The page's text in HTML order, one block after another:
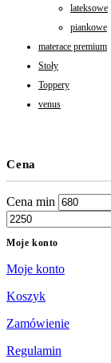
lateksowe
piankowe
materace premium
Stoły
Toppery
venus
Cena
Cena min
Moje konto
Moje konto
Koszyk
Zamówienie
Regulamin